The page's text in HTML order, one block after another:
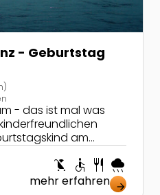
- Geburtstag
- das ist mal was
am
child_friendly accessible restaurant rainy
mehr erfahren arrow_forward